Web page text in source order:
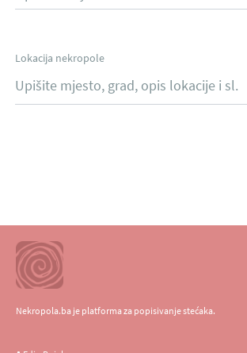
Lokacija nekropole
Nekropola.ba je platforma za popisivanje stećaka.